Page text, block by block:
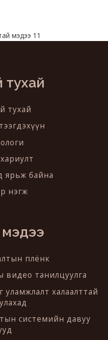
мэдээ 11
тухай
тухай
ярьж байна
нэгж
мэдээ
плёнк
видео танилцуулга
халаалттай
системийн давуу